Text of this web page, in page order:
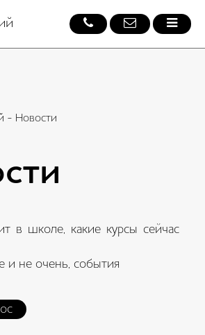
- Новости
в школе, какие курсы сейчас
и не очень, события